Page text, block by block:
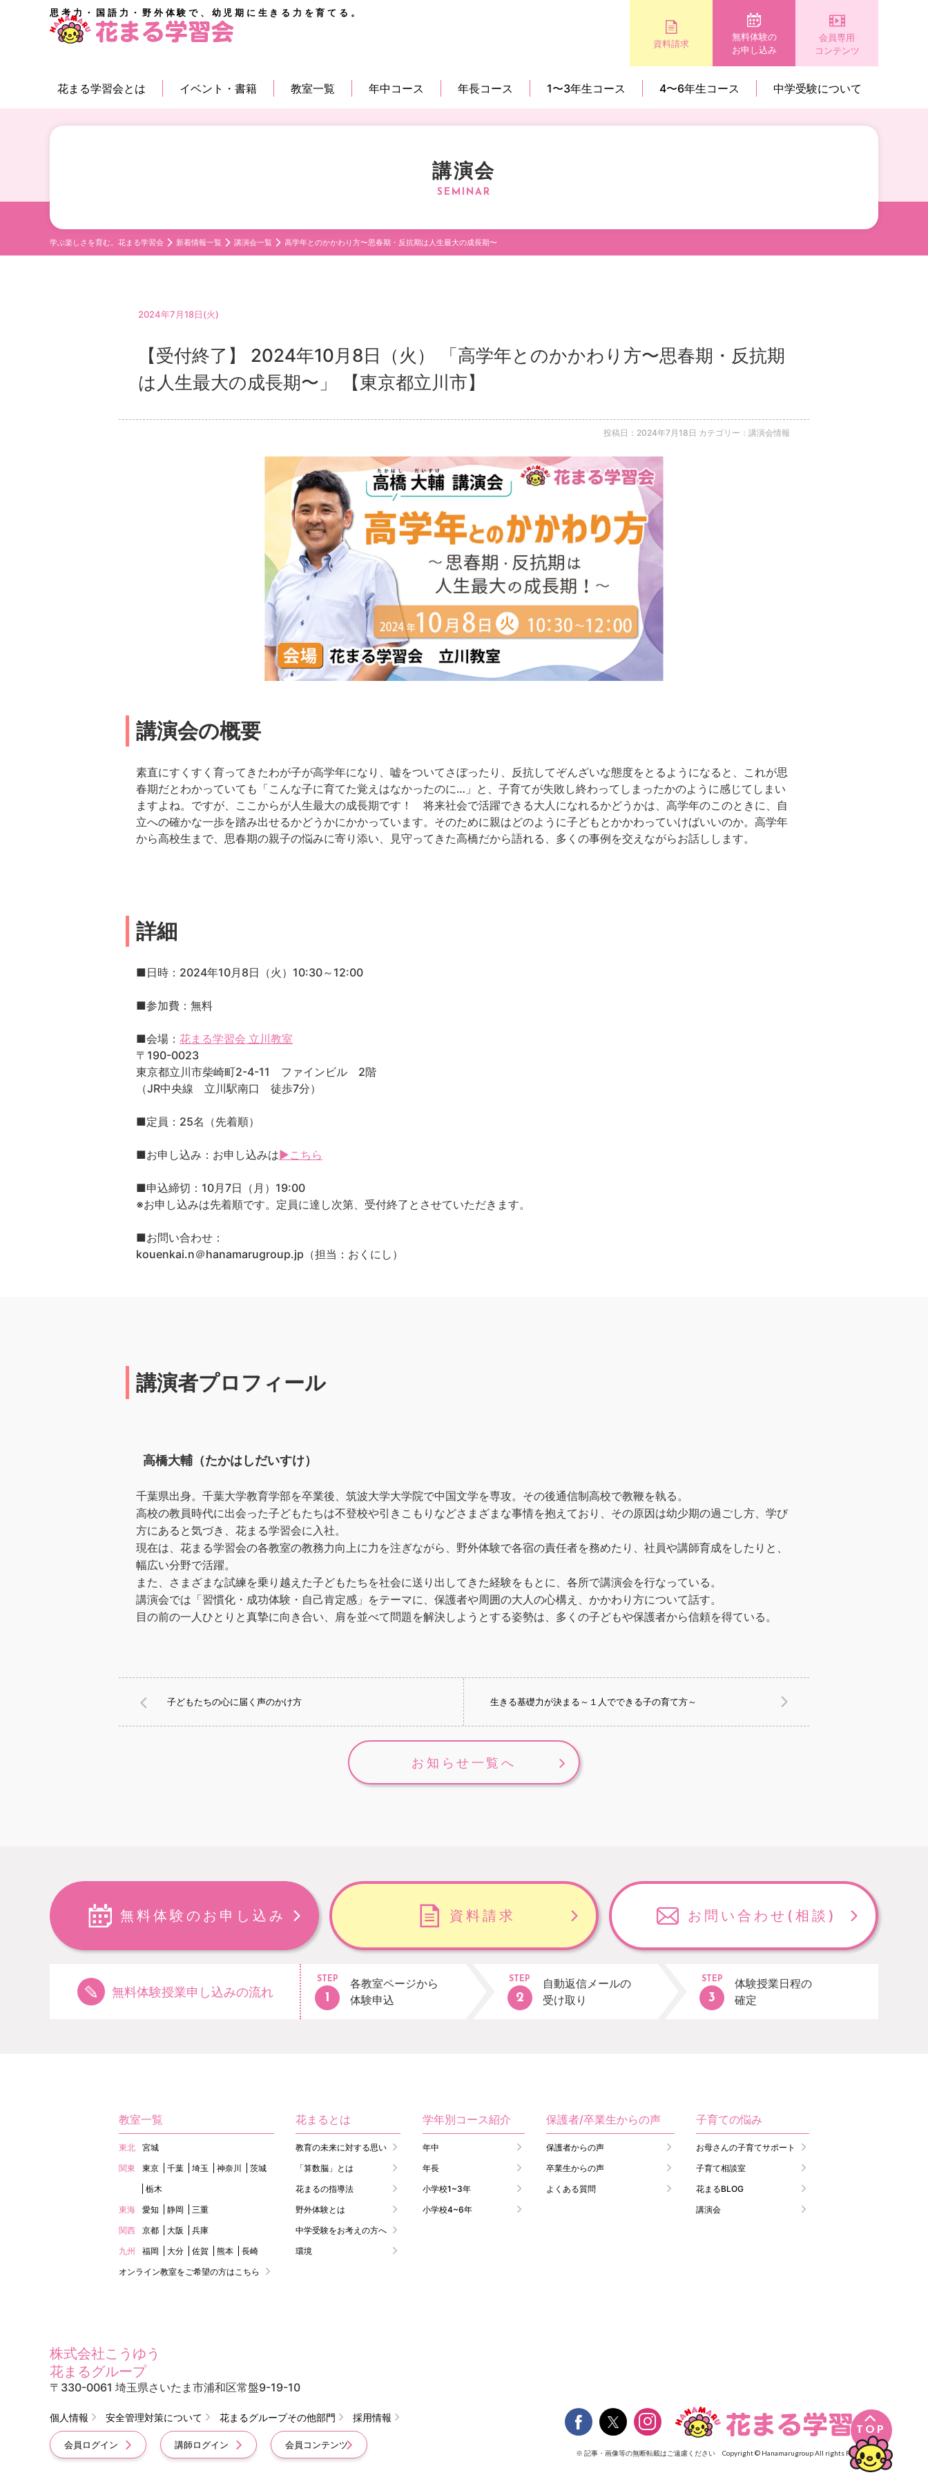
思考力・国語力・野外体験で、幼児期に生きる力を育てる。
資料請求
無料体験の
お申し込み
会員専用
コンテンツ
花まる学習会とは イベント・書籍 教室一覧 年中コース 年長コース 1〜3年生コース 4〜6年生コース 中学受験について
講演会
学ぶ楽しさを育む。花まる学習会 新着情報一覧 講演会一覧 高学年とのかかわり方〜思春期・反抗期は人生最大の成長期〜
2024年7月18日(火)
【受付終了】 2024年10月8日（火） 「高学年とのかかわり方〜思春期・反抗期
は人生最大の成長期〜」 【東京都立川市】
投稿日：2024年7月18日 カテゴリー：講演会情報
講演会の概要
素直にすくすく育ってきたわが子が高学年になり、嘘をついてさぼったり、反抗してぞんざいな態度をとるようになると、これが思
春期だとわかっていても「こんな子に育てた覚えはなかったのに…」と、子育てが失敗し終わってしまったかのように感じてしまい
ますよね。ですが、ここからが人生最大の成長期です！ 将来社会で活躍できる大人になれるかどうかは、高学年のこのときに、自
立への確かな一歩を踏み出せるかどうかにかかっています。そのために親はどのように子どもとかかわっていけばいいのか。高学年
から高校生まで、思春期の親子の悩みに寄り添い、見守ってきた高橋だから語れる、多くの事例を交えながらお話しします。
詳細
■日時：2024年10月8日（火）10:30～12:00
■参加費：無料
■会場： 花まる学習会 立川教室
〒190-0023
東京都立川市柴崎町2-4-11 ファインビル 2階
（JR中央線 立川駅南口 徒歩7分）
■定員：25名（先着順）
■お申し込み：お申し込みは▶こちら
■申込締切：10月7日（月）19:00
※お申し込みは先着順です。定員に達し次第、受付終了とさせていただきます。
■お問い合わせ：
kouenkai.n＠hanamarugroup.jp（担当：おくにし）
講演者プロフィール
高橋大輔（たかはしだいすけ）
千葉県出身。千葉大学教育学部を卒業後、筑波大学大学院で中国文学を専攻。その後通信制高校で教鞭を執る。
高校の教員時代に出会った子どもたちは不登校や引きこもりなどさまざまな事情を抱えており、その原因は幼少期の過ごし方、学び
方にあると気づき、花まる学習会に入社。
現在は、花まる学習会の各教室の教務力向上に力を注ぎながら、野外体験で各宿の責任者を務めたり、社員や講師育成をしたりと、
幅広い分野で活躍。
また、さまざまな試練を乗り越えた子どもたちを社会に送り出してきた経験をもとに、各所で講演会を行なっている。
講演会では「習慣化・成功体験・自己肯定感」をテーマに、保護者や周囲の大人の心構え、かかわり方について話す。
目の前の一人ひとりと真摯に向き合い、肩を並べて問題を解決しようとする姿勢は、多くの子どもや保護者から信頼を得ている。
子どもたちの心に届く声のかけ方 生きる基礎力が決まる～１人でできる子の育て方～
お知らせ一覧へ
無料体験のお申し込み 資料請求 お問い合わせ (相談)
無料体験授業申し込みの流れ
STEP
各教室ページから
体験申込
STEP
自動返信メールの
受け取り
STEP
体験授業日程の
確定
TOP
教室一覧
東北
宮城
関東
東京 千葉 埼玉 神奈川
茨城
栃木
東海
愛知 静岡
三重
関西
京都 大阪
兵庫
九州
福岡 大分 佐賀 熊本
長崎
オンライン教室をご希望の方はこちら
花まるとは
教育の未来に対する思い
「算数脳」とは
花まるの指導法
野外体験とは
中学受験をお考えの方へ
環境
学年別コース紹介
年中
年長
小学校1~3年
小学校4~6年
保護者/卒業生からの声
保護者からの声
卒業生からの声
よくある質問
子育ての悩み
お母さんの子育てサポート
子育て相談室
花まるBLOG
講演会
株式会社こうゆう
花まるグループ
〒330-0061 埼玉県さいたま市浦和区常盤9-19-10
個人情報 安全管理対策について 花まるグループその他部門 採用情報
会員ログイン 講師ログイン 会員コンテンツ
 
※ 記事・画像等の無断転載はご遠慮ください Copyright © Hanamarugroup All rights Reserved.